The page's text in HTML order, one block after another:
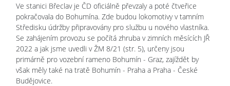
Ve stanici Břeclav je ČD oficiálně převzaly a poté čtveřice
pokračovala do Bohumína. Zde budou lokomotivy v tamním
Středisku údržby připravovány pro službu u nového vlastníka.
Se zahájením provozu se počítá zhruba v zimních měsících JŘ
2022 a jak jsme uvedli v ŽM 8/21 (str. 5), určeny jsou
primárně pro vozební rameno Bohumín - Graz, zajíždět by
však měly také na tratě Bohumín - Praha a Praha - České
Budějovice.